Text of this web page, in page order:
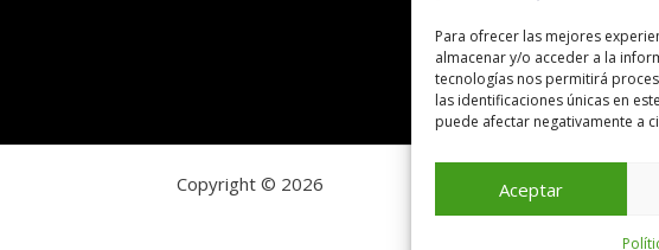
Para ofrecer las mejores
almacenar y/o acceder a la
tecnologías nos permitirá
las identificaciones únicas en
puede afectar negativamente a
Aceptar
Copyright © 2026